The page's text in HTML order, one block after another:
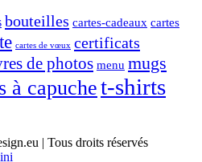
bouteilles cartes-cadeaux cartes
cartes de vœux certificats
de photos menu mugs
à capuchet-shirts
| Tous droits réservés